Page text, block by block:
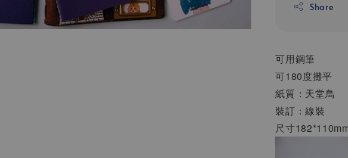
Share
可用鋼筆
可180度攤平
紙質：天堂鳥
裝訂：線裝
尺寸